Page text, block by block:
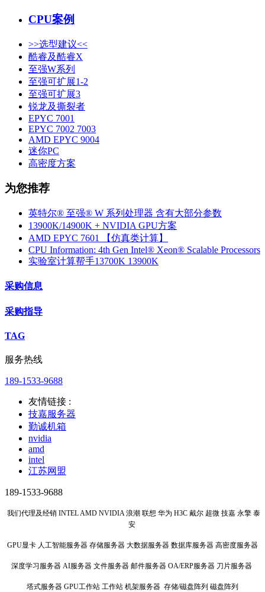
CPU案例
>>选型建议<<
酷睿及酷睿X
至强W系列
至强可扩展1-2
至强可扩展3
锐龙及撕裂者
EPYC 7001
EPYC 7002 7003
AMD EPYC 9004
迷你PC
高密度方案
为您推荐
英特尔® 至强® W 系列处理器 含有大部分参数
13900K/14900K + NVIDIA GPU方案
AMD EPYC 7601 【仿真类计算】
CPU Information: 4th Gen Intel® Xeon® Scalable Processors
实验室计算帮手13700K 13900K
采购信息
采购指导
TAG
服务热线
189-1533-9688
友情链接 :
技嘉服务器
勤诚机箱
nvidia
amd
intel
江苏网盟
189-1533-9688
我们代理及经销 INTEL AMD NVIDIA 浪潮 联想 华为 H3C 戴尔 超微 技嘉 永擎 泰
安
GPU显卡 人工智能服务器 存储服务器 大数据服务器 数据库服务器 高密度服务器
深度学习服务器 AI服务器 文件服务器 邮件服务器 OA/ERP服务器 刀片服务器
塔式服务器 GPU工作站 工作站 机架服务器 存储/磁盘阵列 磁盘阵列